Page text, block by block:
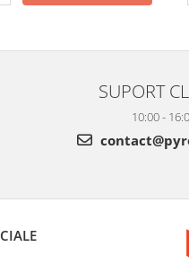
SUPORT
10:00 -